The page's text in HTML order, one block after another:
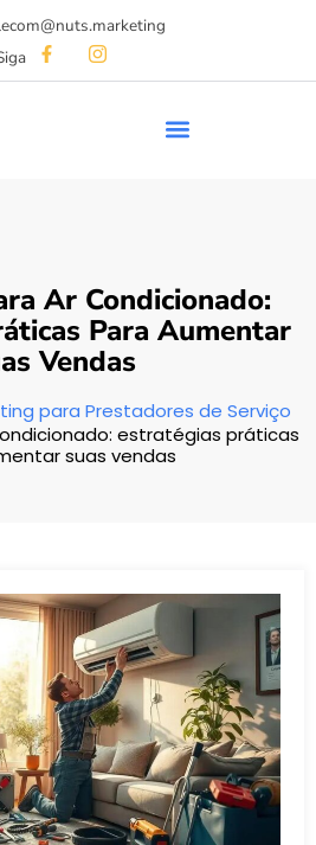
Ar Condicionado:
Para Aumentar
Vendas
para Prestadores de Serviço
estratégias práticas
suas vendas